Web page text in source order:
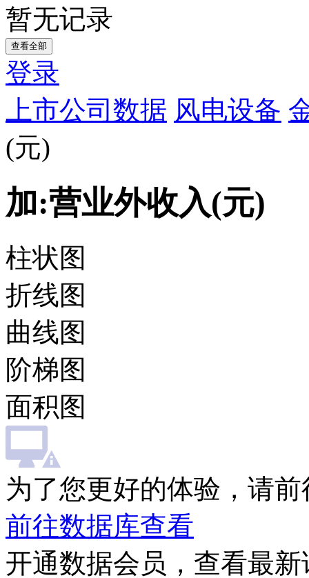
暂无记录
查看全部
登录
上市公司数据 风电设备
(元)
加:营业外收入(元)
柱状图
折线图
曲线图
阶梯图
面积图
为了您更好的体验，请
前往数据库查看
开通数据会员，查看最